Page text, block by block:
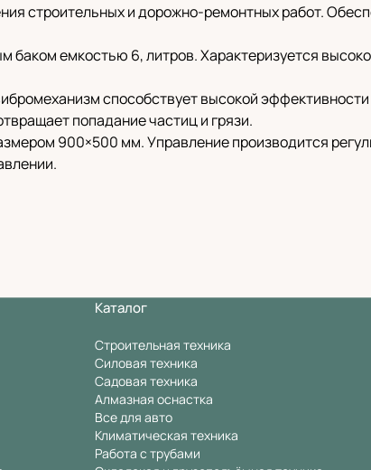
строительных и дорожно-ремонтных работ.
баком емкостью 6, литров. Характеризуется
способствует высокой
попадание частиц и грязи.
900×500 мм. Управление производится
Каталог
Строительная техника
Силовая техника
Садовая техника
Алмазная оснастка
Все для авто
Климатическая техника
Работа с трубами